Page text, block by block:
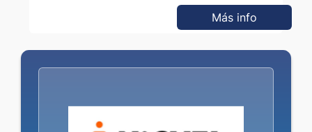
Más info